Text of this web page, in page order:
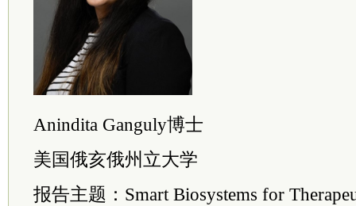
Anindita Ganguly博士
美国俄亥俄州立大学
报告主题：Smart Biosystems for